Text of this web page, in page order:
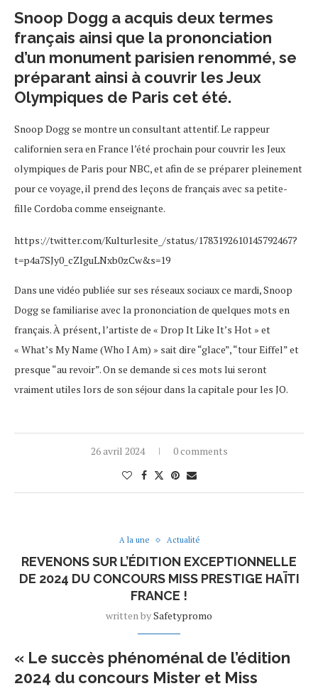
Snoop Dogg a acquis deux termes
français ainsi que la prononciation
d’un monument parisien renommé, se
préparant ainsi à couvrir les Jeux
Olympiques de Paris cet été.
Snoop Dogg se montre un consultant attentif. Le rappeur
californien sera en France l’été prochain pour couvrir les Jeux
olympiques de Paris pour NBC, et afin de se préparer pleinement
pour ce voyage, il prend des leçons de français avec sa petite-
fille Cordoba comme enseignante.
https://twitter.com/Kulturlesite_/status/1783192610145792467?
t=p4a7SJy0_cZIguLNxb0zCw&s=19
Dans une vidéo publiée sur ses réseaux sociaux ce mardi, Snoop
Dogg se familiarise avec la prononciation de quelques mots en
français. À présent, l’artiste de « Drop It Like It’s Hot » et
« What’s My Name (Who I Am) » sait dire “glace”, “tour Eiffel” et
presque “au revoir”. On se demande si ces mots lui seront
vraiment utiles lors de son séjour dans la capitale pour les JO.
26 avril 2024 0 comments
A la une Actualité
REVENONS SUR L’ÉDITION EXCEPTIONNELLE
DE 2024 DU CONCOURS MISS PRESTIGE HAÏTI
FRANCE !
written bySafetypromo
« Le succès phénoménal de l’édition
2024 du concours Mister et Miss